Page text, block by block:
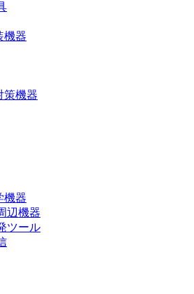
機器
策機器
機器
辺機器
ツール